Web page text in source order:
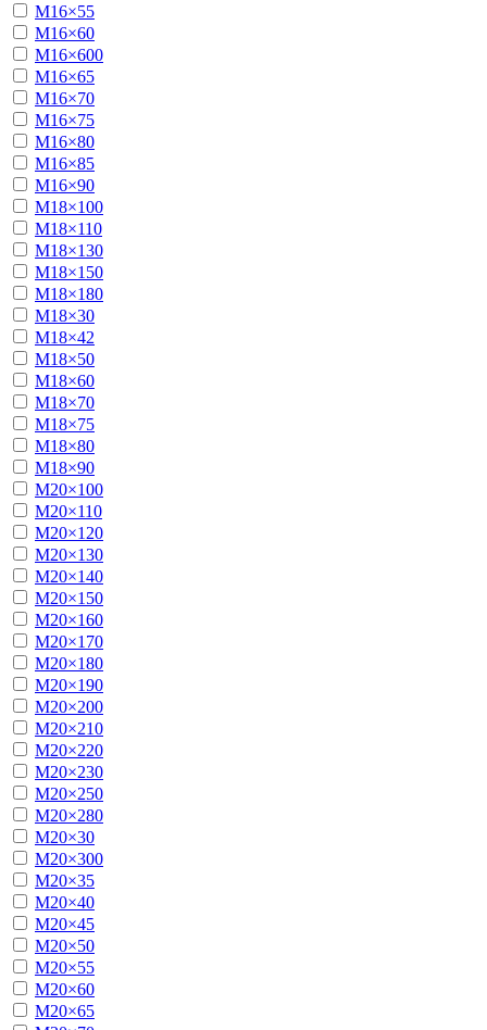
М16×55
М16×60
М16×600
М16×65
М16×70
М16×75
М16×80
М16×85
М16×90
М18×100
М18×110
М18×130
М18×150
М18×180
М18×30
М18×42
М18×50
М18×60
М18×70
М18×75
М18×80
М18×90
М20×100
М20×110
М20×120
М20×130
М20×140
М20×150
М20×160
М20×170
М20×180
М20×190
М20×200
М20×210
М20×220
М20×230
М20×250
М20×280
М20×30
М20×300
М20×35
М20×40
М20×45
М20×50
М20×55
М20×60
М20×65